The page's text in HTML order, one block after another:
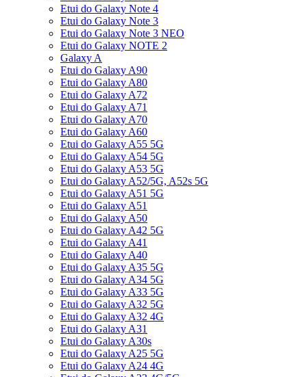
Etui do Galaxy Note 4
Etui do Galaxy Note 3
Etui do Galaxy Note 3 NEO
Etui do Galaxy NOTE 2
Galaxy A
Etui do Galaxy A90
Etui do Galaxy A80
Etui do Galaxy A72
Etui do Galaxy A71
Etui do Galaxy A70
Etui do Galaxy A60
Etui do Galaxy A55 5G
Etui do Galaxy A54 5G
Etui do Galaxy A53 5G
Etui do Galaxy A52/5G, A52s 5G
Etui do Galaxy A51 5G
Etui do Galaxy A51
Etui do Galaxy A50
Etui do Galaxy A42 5G
Etui do Galaxy A41
Etui do Galaxy A40
Etui do Galaxy A35 5G
Etui do Galaxy A34 5G
Etui do Galaxy A33 5G
Etui do Galaxy A32 5G
Etui do Galaxy A32 4G
Etui do Galaxy A31
Etui do Galaxy A30s
Etui do Galaxy A25 5G
Etui do Galaxy A24 4G